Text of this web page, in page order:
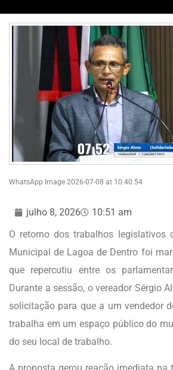
WhatsApp Image 2026-07-08 at 10.40.54
julho 8, 2026
10:51 am
O retorno dos trabalhos legislativos
Municipal de Lagoa de Dentro foi
que repercutiu entre os
Durante a sessão, o vereador Sérgio
solicitação para que a um vendedor
trabalha em um espaço público do
do seu local de trabalho.